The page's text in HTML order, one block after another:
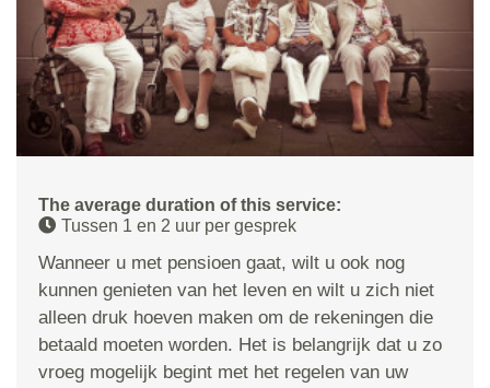
The average duration of this service:
Tussen 1 en 2 uur per gesprek
Wanneer u met pensioen gaat, wilt u ook nog
kunnen genieten van het leven en wilt u zich niet
alleen druk hoeven maken om de rekeningen die
betaald moeten worden. Het is belangrijk dat u zo
vroeg mogelijk begint met het regelen van uw